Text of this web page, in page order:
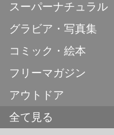
スーパーナチュラル
グラビア・写真集
コミック・絵本
フリーマガジン
アウトドア
全て見る